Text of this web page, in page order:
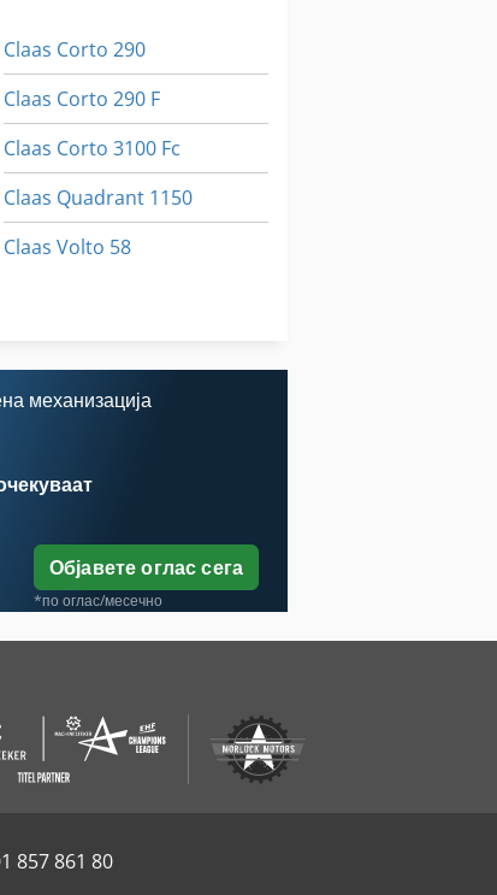
Claas Corto 290
Claas Corto 290 F
Claas Corto 3100 Fc
Claas Quadrant 1150
Claas Volto 58
механизација
Објавете оглас сега
*по оглас/месечно
857 861 80